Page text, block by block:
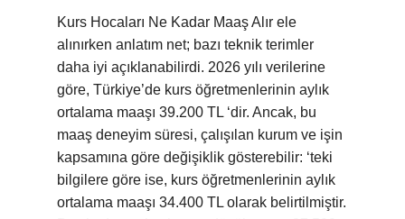
Kurs Hocaları Ne Kadar Maaş Alır ele
alınırken anlatım net; bazı teknik terimler
daha iyi açıklanabilirdi. 2026 yılı verilerine
göre, Türkiye’de kurs öğretmenlerinin aylık
ortalama maaşı 39.200 TL ‘dir. Ancak, bu
maaş deneyim süresi, çalışılan kurum ve işin
kapsamına göre değişiklik gösterebilir: ‘teki
bilgilere göre ise, kurs öğretmenlerinin aylık
ortalama maaşı 34.400 TL olarak belirtilmiştir.